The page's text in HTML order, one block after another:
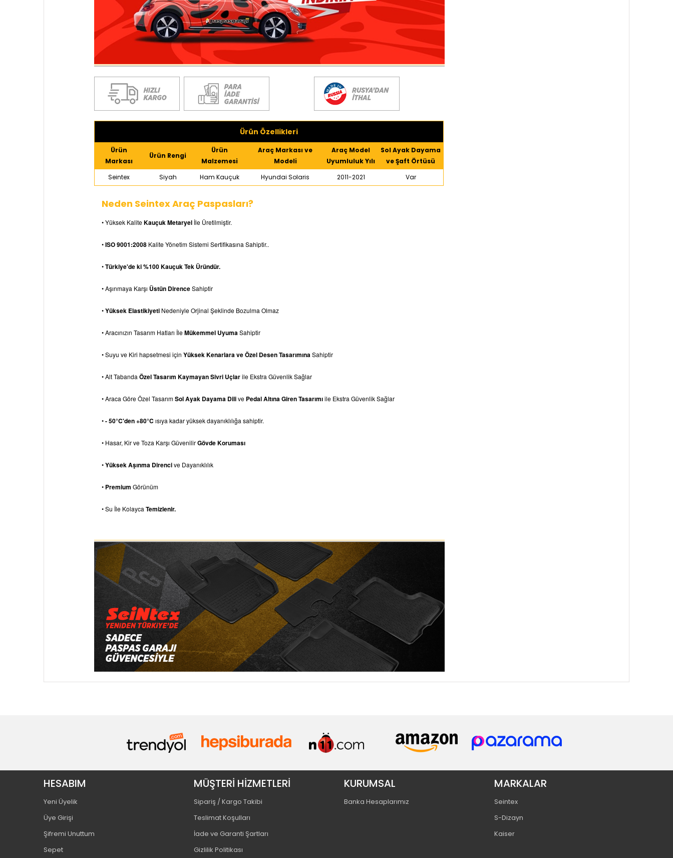
Ürün Özellikleri
Ürün
Markası
Ürün Rengi
Ürün
Malzemesi
Araç Markası ve
Modeli
Araç Model
Uyumluluk Yılı
Sol Ayak Dayama
ve Şaft Örtüsü
Seintex
Siyah Ham Kauçuk Hyundai Solaris 2011-2021 Var
Neden Seintex Araç Paspasları?
• Yüksek KaliteKauçuk Metaryel İle Üretilmiştir.
•ISO 9001:2008 Kalite Yönetim Sistemi Sertifikasına Sahiptir..
•Türkiye'de ki %100 Kauçuk Tek Üründür.
• Aşınmaya Karşı Üstün DirenceSahiptir
•Yüksek Elastikiyeti Nedeniyle Orjinal Şeklinde Bozulma Olmaz
• Aracınızın Tasarım Hatları İleMükemmel UyumaSahiptir
• Suyu ve Kiri hapsetmesi için Yüksek Kenarlara ve Özel Desen TasarımınaSahiptir
• Alt Tabanda Özel Tasarım Kaymayan Sivri Uçlarile Ekstra Güvenlik Sağlar
• Araca Göre Özel TasarımSol Ayak Dayama Dilive Pedal Altına Giren Tasarımıile Ekstra Güvenlik Sağlar
•- 50°C'den +80°C ısıya kadar yüksek dayanıklılığa sahiptir.
• Hasar, Kir ve Toza Karşı GüvenilirGövde Koruması
•Yüksek Aşınma Direncive Dayanıklılık
• Premium Görünüm
• Su İle Kolayca Temizlenir.
HESABIM
Yeni Üyelik
Üye Girişi
Şifremi Unuttum
Sepet
MÜŞTERİ HİZMETLERİ
Sipariş / Kargo Takibi
Teslimat Koşulları
İade ve Garanti Şartları
Gizlilik Politikası
KURUMSAL
Banka Hesaplarımız
MARKALAR
Seintex
S-Dizayn
Kaiser